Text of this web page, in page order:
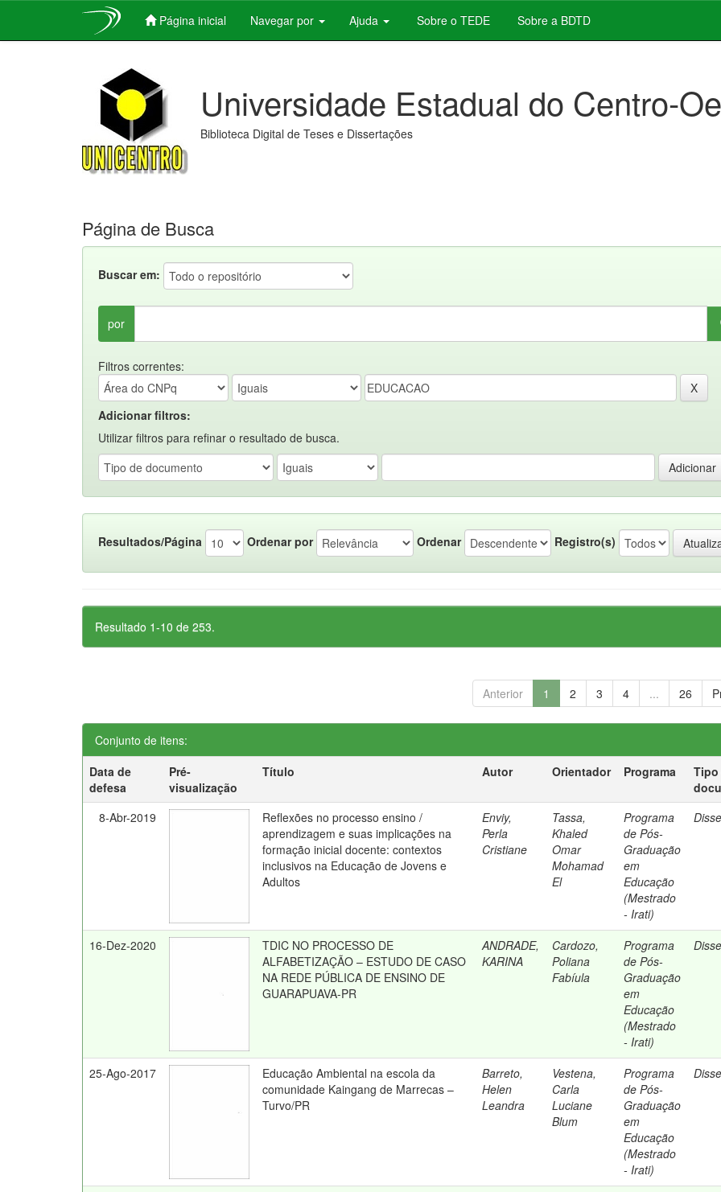
Página inicial Navegar por Ajuda Sobre o TEDE Sobre a BDTD
Universidade Estadual do Centro-
Biblioteca Digital de Teses e Dissertações
Página de Busca
Buscar em:
por
Filtros correntes:
Adicionar filtros:
Utilizar filtros para refinar o resultado de busca.
Resultados/Página Ordenar por Ordenar Registro(s)
Resultado 1-10 de 253.
Anterior 1 2 3 4 ... 26
Conjunto de itens:
Data de
defesa
Pré-
visualização
Título Autor Orientador Programa
Tipo
8-Abr-2019
Reflexões no processo ensino /
aprendizagem e suas implicações na
formação inicial docente: contextos
inclusivos na Educação de Jovens e
Adultos
Enviy,
Perla
Cristiane
Tassa,
Khaled
Omar
Mohamad
El
Programa
de Pós-
Graduação
em
Educação
(Mestrado
- Irati)
16-Dez-2020
TDIC NO PROCESSO DE
ALFABETIZAÇÃO – ESTUDO DE CASO
NA REDE PÚBLICA DE ENSINO DE
GUARAPUAVA-PR
ANDRADE,
KARINA
Cardozo,
Poliana
Fabíula
Programa
de Pós-
Graduação
em
Educação
(Mestrado
- Irati)
25-Ago-2017
Educação Ambiental na escola da
comunidade Kaingang de Marrecas –
Turvo/PR
Barreto,
Helen
Leandra
Vestena,
Carla
Luciane
Blum
Programa
de Pós-
Graduação
em
Educação
(Mestrado
- Irati)